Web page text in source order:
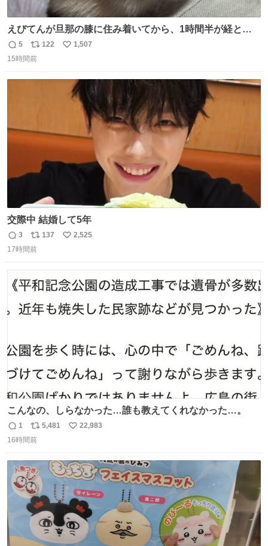
えびてんが旦那の膝に住み着いてから、1時間半が経とう
としている。 えびてんはもう永住の意を固めており、持ち
込んだおやつを所定の場所に置くなどしている。
返
信
5
リ
ポ
122
い
1,507
15時間前
交際中 結婚して5年
返
信
3
リ
ポ
ト
数
137
い
数
2,525
17時間前
こんなの、しらなかった…誰も教えてくれなかった…。
返
信
1
リ
ポ
ト
数
5,481
い
数
22,983
16時間前